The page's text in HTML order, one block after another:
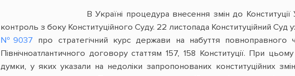
В Україні процедура внесення змін до
контроль з боку Конституційного Суду. 22 листопада Конституційний Суд
№9037 про стратегічний курс держави на набуття
Північноатлантичного договору статтям 157, 158 Конституції. При
думки, у яких указали на недоліки запропонованих конституційних